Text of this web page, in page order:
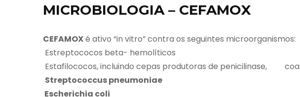
MICROBIOLOGIA – CEFAMOX
CEFAMOXé ativo “in vitro” contra os seguintes microorganismos:
Estreptococos beta- hemolíticos
Estafilococos, incluindo cepas produtoras de penicilinase,
Streptococcus pneumoniae
Escherichia coli